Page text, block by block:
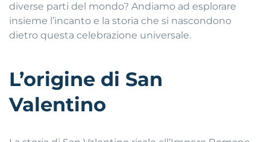
diverse parti del mondo? Andiamo ad esplorare
insieme l’incanto e la storia che si nascondono
dietro questa celebrazione universale.
L’origine di San
Valentino